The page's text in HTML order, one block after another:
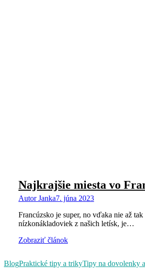
Najkrajšie miesta vo
AutorJanka7. júna 2023
Francúzsko je super, no vďaka nie až
nízkonákladoviek z našich letísk, je…
Zobraziť článok
BlogPraktické tipy a trikyTipy na dovolenky